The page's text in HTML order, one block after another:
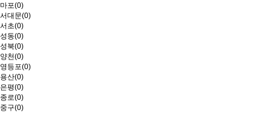
마포(0)
서대문(0)
서초(0)
성동(0)
성북(0)
양천(0)
영등포(0)
용산(0)
은평(0)
종로(0)
중구(0)